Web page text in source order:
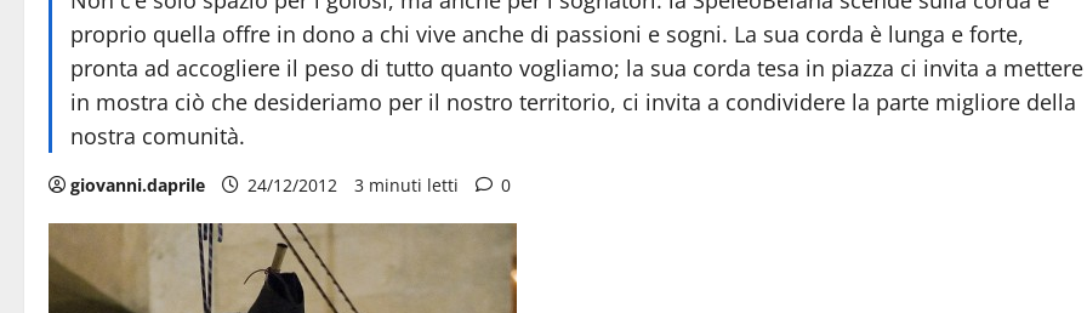
proprio quella offre in dono a chi vive anche di passioni e sogni. La sua corda è lunga e forte,
pronta ad accogliere il peso di tutto quanto vogliamo; la sua corda tesa in piazza ci invita a mettere
in mostra ciò che desideriamo per il nostro territorio, ci invita a condividere la parte migliore della
nostra comunità.
giovanni.daprile 24/12/2012 3 minuti letti 0